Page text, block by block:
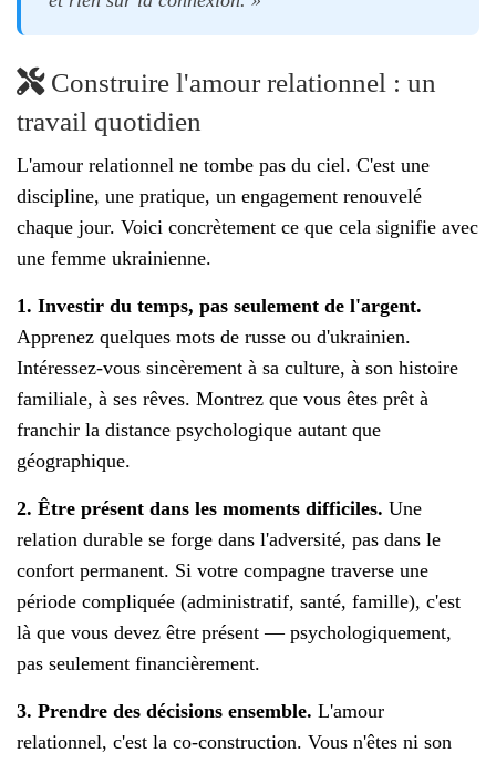
Construire l'amour relationnel : un
travail quotidien
L'amour relationnel ne tombe pas du ciel. C'est une
discipline, une pratique, un engagement renouvelé
chaque jour. Voici concrètement ce que cela signifie avec
une femme ukrainienne.
1. Investir du temps, pas seulement de l'argent.
Apprenez quelques mots de russe ou d'ukrainien.
Intéressez-vous sincèrement à sa culture, à son histoire
familiale, à ses rêves. Montrez que vous êtes prêt à
franchir la distance psychologique autant que
géographique.
2. Être présent dans les moments difficiles. Une
relation durable se forge dans l'adversité, pas dans le
confort permanent. Si votre compagne traverse une
période compliquée (administratif, santé, famille), c'est
là que vous devez être présent — psychologiquement,
pas seulement financièrement.
3. Prendre des décisions ensemble. L'amour
relationnel, c'est la co-construction. Vous n'êtes ni son